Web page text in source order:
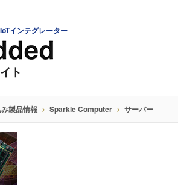
インテグレーター
ト
製品情報 Sparkle Computer サーバー